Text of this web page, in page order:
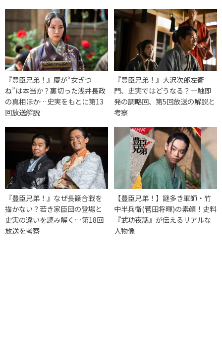
『豊臣兄弟！』慶が“女ぎつ
ね”は本当か？裏切った浅井長政
の真相ほか…史実をもとに第13
回放送解説
『豊臣兄弟！』大沢次郎左衛
門、史実ではどうなる？一触即
発の調略回、第5回放送の解説と
考察
『豊臣兄弟！』なぜ長篠合戦を
描かない？若き家臣団の登場と
史実の違いを読み解く…第18回
放送を考察
【豊臣兄弟！】謎多き軍師・竹
中半兵衛(菅田将暉)の素顔！史料
『武功夜話』が伝えるリアルな
人物像